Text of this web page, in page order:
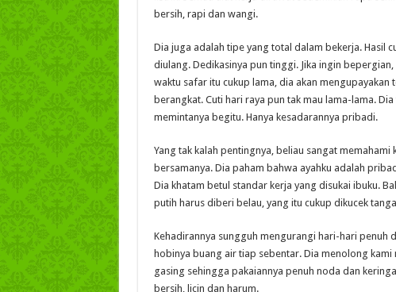
bersih, rapi dan wangi.
Dia juga adalah tipe yang total dalam bekerja. Hasil
diulang. Dedikasinya pun tinggi. Jika ingin
waktu safar itu cukup lama, dia akan mengupayakan
berangkat. Cuti hari raya pun tak mau lama-lama.
memintanya begitu. Hanya kesadarannya pribadi.
Yang tak kalah pentingnya, beliau sangat
bersamanya. Dia paham bahwa ayahku adalah
Dia khatam betul standar kerja yang disukai ibuku.
putih harus diberi belau, yang itu cukup dikucek
Kehadirannya sungguh mengurangi hari-hari penuh
hobinya buang air tiap sebentar. Dia menolong
gasing sehingga pakaiannya penuh noda dan
bersih, licin dan harum.